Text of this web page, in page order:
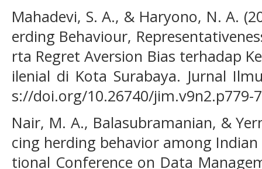
Mahadevi, S. A., & Haryono, N. A.
erding Behaviour,
rta Regret Aversion Bias terhadap
ilenial di Kota Surabaya. Jurnal
s://doi.org/10.26740/jim.v9n2.p779-
Nair, M. A., Balasubramanian, &
cing herding behavior among
tional Conference on Data